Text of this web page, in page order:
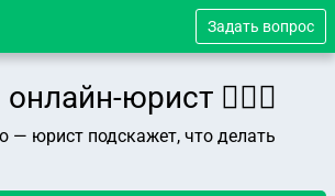
Задать вопрос
юрист 👨🏻‍⚖️
— юрист подскажет, что делать